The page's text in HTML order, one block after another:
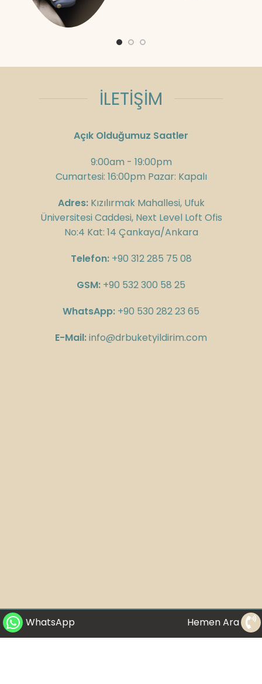
İLETİŞİM
Açık Olduğumuz Saatler
9:00am - 19:00pm
Cumartesi: 16:00pm Pazar: Kapalı
Adres:Kızılırmak Mahallesi, Ufuk
Üniversitesi Caddesi, Next Level Loft Ofis
No:4 Kat: 14 Çankaya/Ankara
Telefon: +90 312 285 75 08
GSM: +90 532 300 58 25
WhatsApp: +90 530 282 23 65
E-Mail:info@drbuketyildirim.com
WhatsApp Hemen Ara